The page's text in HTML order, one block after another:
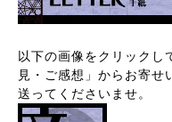
以下の画像をクリックし
見・ご感想」からお寄せ
送ってくださいませ。